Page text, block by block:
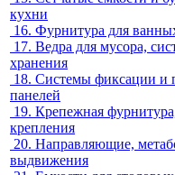
кухни
16. Фурнитура для
17. Ведра для мусора,
хранения
18. Системы фиксации и
панелей
19. Крепежная
крепления
20. Направляющие,
выдвижения